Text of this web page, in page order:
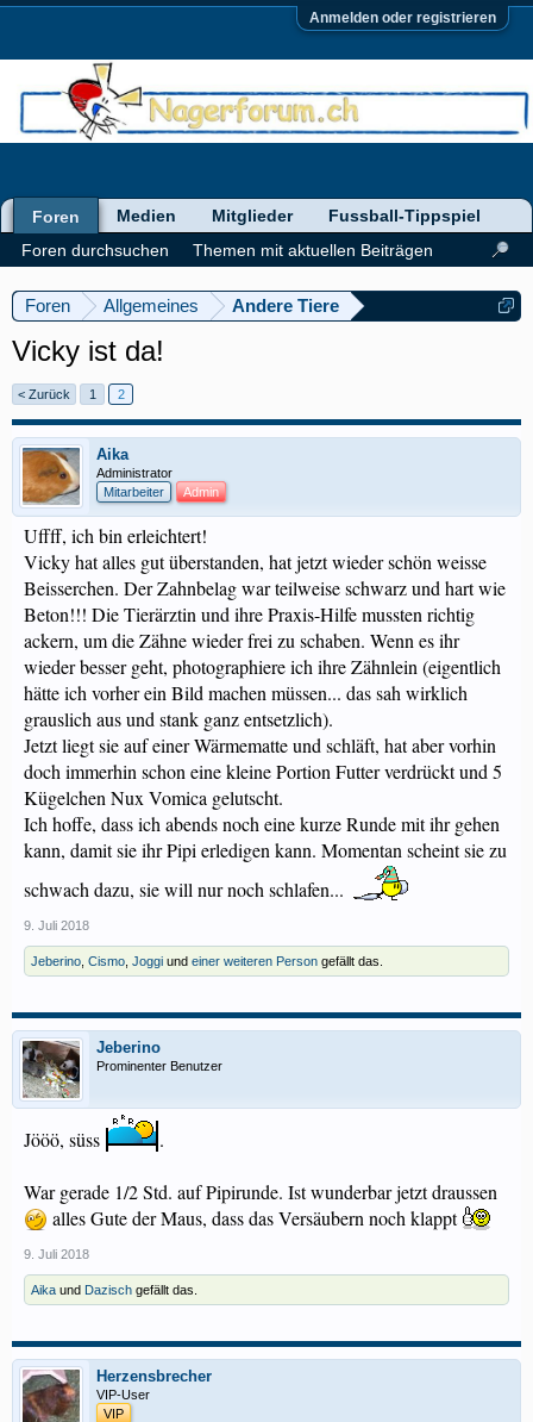
Anmelden oder registrieren
Foren Allgemeines Andere Tiere
Vicky ist da!
< Zurück 1 2
Aika
Administrator
Mitarbeiter
Admin
Uffff, ich bin erleichtert!
Vicky hat alles gut überstanden, hat jetzt wieder schön weisse
Beisserchen. Der Zahnbelag war teilweise schwarz und hart wie
Beton!!! Die Tierärztin und ihre Praxis-Hilfe mussten richtig
ackern, um die Zähne wieder frei zu schaben. Wenn es ihr
wieder besser geht, photographiere ich ihre Zähnlein (eigentlich
hätte ich vorher ein Bild machen müssen... das sah wirklich
grauslich aus und stank ganz entsetzlich).
Jetzt liegt sie auf einer Wärmematte und schläft, hat aber vorhin
doch immerhin schon eine kleine Portion Futter verdrückt und 5
Kügelchen Nux Vomica gelutscht.
Ich hoffe, dass ich abends noch eine kurze Runde mit ihr gehen
kann, damit sie ihr Pipi erledigen kann. Momentan scheint sie zu
schwach dazu, sie will nur noch schlafen...
9. Juli 2018
Jeberino Cismo Joggi und einer weiteren Person gefällt das.
Jeberino
Prominenter Benutzer
Jööö, süss .
War gerade 1/2 Std. auf Pipirunde. Ist wunderbar jetzt draussen
alles Gute der Maus, dass das Versäubern noch klappt
9. Juli 2018
Aika und Dazisch gefällt das.
Herzensbrecher
VIP-User
VIP
Foren
Foren durchsuchen
Themen mit aktuellen Beiträgen
Medien Mitglieder Fussball-Tippspiel